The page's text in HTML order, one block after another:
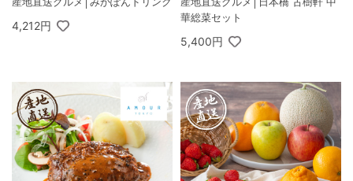
4,212円
華総菜セット
5,400円